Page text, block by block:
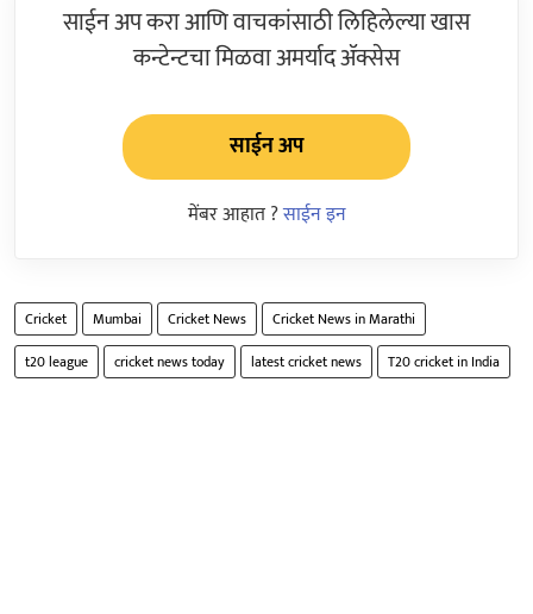
साईन अप करा आणि वाचकांसाठी लिहिलेल्या खास
कन्टेन्टचा मिळवा अमर्याद ॲक्सेस
साईन अप
मेंबर आहात ?साईन इन
Cricket Mumbai Cricket News
Cricket News in Marathi
t20 league
cricket news today latest cricket news T20 cricket in India